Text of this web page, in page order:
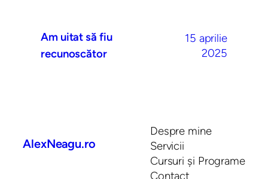
Am uitat să fiu
recunoscător
15 aprilie
2025
AlexNeagu.ro
Despre mine
Servicii
Cursuri și Programe
Contact